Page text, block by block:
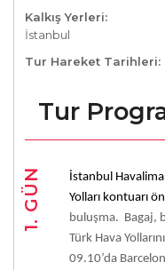
Kalkış Yerleri:
İstanbul
Tur Hareket Tarihleri:
Tur
1. GÜN
İstanbul
Yolları kontuarı
buluşma. Bagaj,
Türk Hava
09.10’da